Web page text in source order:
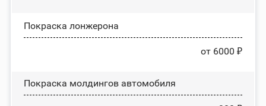
Покраска лонжерона
от 6000 ₽
Покраска молдингов автомобиля